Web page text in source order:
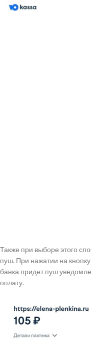
Также при выборе этого
пуш. При нажатии на
банка придет пуш
оплату.